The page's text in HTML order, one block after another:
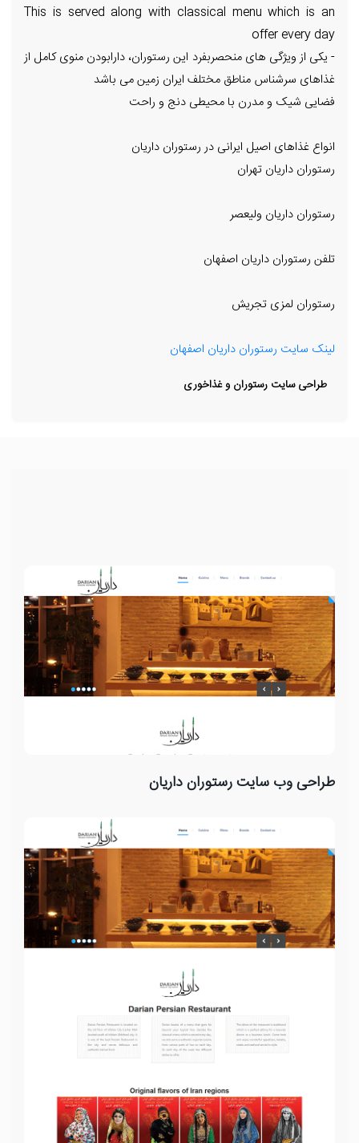
This is served along with classical menu which is an
offer every day
- یکی از ویژگی های منحصربفرد این رستوران، دارابودن منوی کامل از
غذاهای سرشناس مناطق مختلف ایران زمین می باشد
فضایی شیک و مدرن با محیطی دنج و راحت
انواع غذاهای اصیل ایرانی در رستوران داریان
رستوران داریان تهران
رستوران داریان ولیعصر
تلفن رستوران داریان اصفهان
رستوران لمزی تجریش
لینک سایت رستوران داریان اصفهان
طراحی سایت رستوران و غذاخوری
طراحی وب سایت رستوران داریان